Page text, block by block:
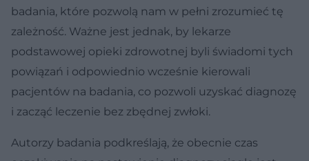
badania, które pozwolą nam w pełni zrozumieć tę
zależność. Ważne jest jednak, by lekarze
podstawowej opieki zdrowotnej byli świadomi tych
powiązań i odpowiednio wcześnie kierowali
pacjentów na badania, co pozwoli uzyskać diagnozę
i zacząć leczenie bez zbędnej zwłoki.
Autorzy badania podkreślają, że obecnie czas